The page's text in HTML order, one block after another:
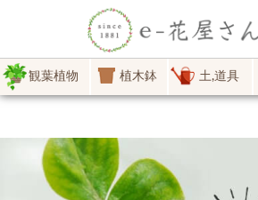
観葉植物 植木鉢 土,道具